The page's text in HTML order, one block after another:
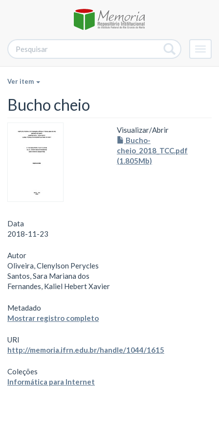
Ver item
Bucho cheio
Visualizar/Abrir
Bucho-
cheio_2018_TCC.pdf
(1.805Mb)
Data
2018-11-23
Autor
Oliveira, Clenylson Perycles
Santos, Sara Mariana dos
Fernandes, Kaliel Hebert Xavier
Metadado
Mostrar registro completo
URI
http://memoria.ifrn.edu.br/handle/1044/1615
Coleções
Informática para Internet